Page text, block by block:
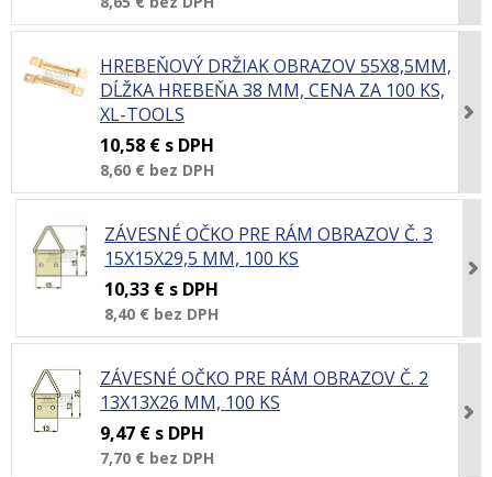
HREBEŇOVÝ DRŽIAK OBRAZOV 55X8,5MM,
DĹŽKA HREBEŇA 38 MM, CENA ZA 100 KS,
XL-TOOLS
10,58 € s DPH
8,60 € bez DPH
ZÁVESNÉ OČKO PRE RÁM OBRAZOV Č. 3
15X15X29,5 MM, 100 KS
10,33 € s DPH
8,40 € bez DPH
ZÁVESNÉ OČKO PRE RÁM OBRAZOV Č. 2
13X13X26 MM, 100 KS
9,47 € s DPH
7,70 € bez DPH